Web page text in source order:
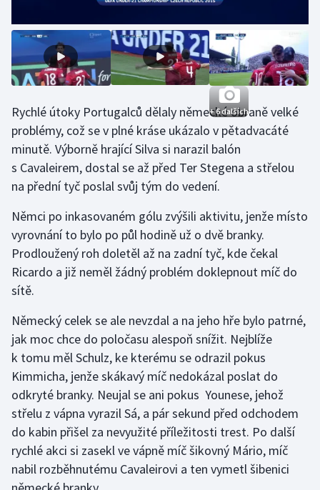
Rychlobruslení
Rychlostní kanoistika
Short track
Sportovní střelba
Stolní tenis
Triatlon
Veslování
Vodní slalom
Volejbal
+ 6 dalších
Rychlé útoky Portugalců dělaly německé obraně velké
problémy, což se v plné kráse ukázalo v pětadvacáté
minutě. Výborně hrající Silva si narazil balón
s Cavaleirem, dostal se až před Ter Stegena a střelou
na přední tyč poslal svůj tým do vedení.
Němci po inkasovaném gólu zvýšili aktivitu, jenže místo
vyrovnání to bylo po půl hodině už o dvě branky.
Prodloužený roh doletěl až na zadní tyč, kde čekal
Ricardo a již neměl žádný problém doklepnout míč do
sítě.
Německý celek se ale nevzdal a na jeho hře bylo patrné,
jak moc chce do poločasu alespoň snížit. Nejblíže
k tomu měl Schulz, ke kterému se odrazil pokus
Kimmicha, jenže skákavý míč nedokázal poslat do
odkryté branky. Neujal se ani pokus Younese, jehož
střelu z vápna vyrazil Sá, a pár sekund před odchodem
do kabin přišel za nevyužité příležitosti trest. Po další
rychlé akci si zasekl ve vápně míč šikovný Mário, míč
nabil rozběhnutému Cavaleirovi a ten vymetl šibenici